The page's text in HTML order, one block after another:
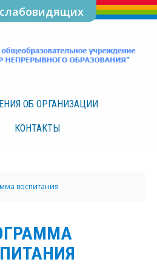
ОБ ОРГАНИЗАЦИИ
КОНТАКТЫ
воспитания